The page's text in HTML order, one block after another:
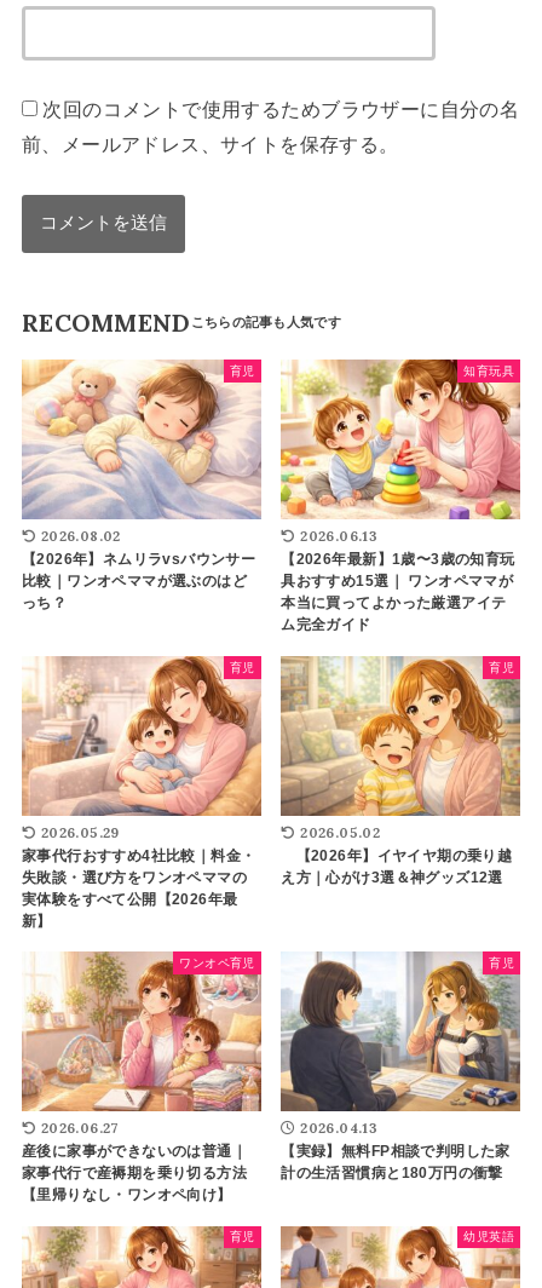
次回のコメントで使用するためブラウザーに自分の名
前、メールアドレス、サイトを保存する。
RECOMMEND
育児
2026.08.02
【2026年】ネムリラvsバウンサー
比較｜ワンオペママが選ぶのはど
っち？
知育玩具
2026.06.13
【2026年最新】1歳〜3歳の知育玩
具おすすめ15選｜ ワンオペママが
本当に買ってよかった厳選アイテ
ム完全ガイド
育児
2026.05.29
家事代行おすすめ4社比較｜料金・
失敗談・選び方をワンオペママの
実体験をすべて公開【2026年最
新】
育児
2026.05.02
【2026年】イヤイヤ期の乗り越
え方｜心がけ3選＆神グッズ12選
ワンオペ育児
2026.06.27
産後に家事ができないのは普通｜
家事代行で産褥期を乗り切る方法
【里帰りなし・ワンオペ向け】
育児
2026.04.13
【実録】無料FP相談で判明した家
計の生活習慣病と180万円の衝撃
育児 幼児英語